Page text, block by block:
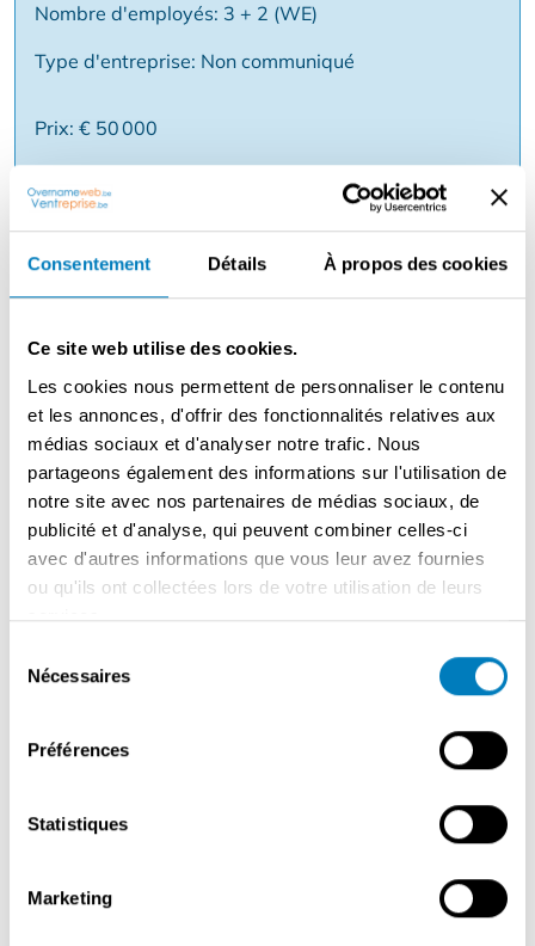
Consentement Détails À propos des cookies
Ce site web utilise des cookies.
Les cookies nous permettent de personnaliser le contenu
et les annonces, d'offrir des fonctionnalités relatives aux
médias sociaux et d'analyser notre trafic. Nous
partageons également des informations sur l'utilisation de
notre site avec nos partenaires de médias sociaux, de
publicité et d'analyse, qui peuvent combiner celles-ci
avec d'autres informations que vous leur avez fournies
ou qu'ils ont collectées lors de votre utilisation de leurs
services.
Nécessaires
Préférences
Statistiques
Marketing
Nombre d'employés: 3 + 2 (WE)
Type d'entreprise: Non communiqué
Prix: € 50 000
Description
de la route principale à Grimbergen - vente à emporter
depuis 4 ans - commerce entièrement installé avec par
exemple une friteuse Florigo d'une valeur de 50.000
EURO (datant d'environ 18 mois), arcade réfrigérée,
congélation, etc... - le commerce a 46 places assises +
jardin/terrasse 45 places assises - loyer : 2.000 EURO -
Prix demandé : 50.000 EURO